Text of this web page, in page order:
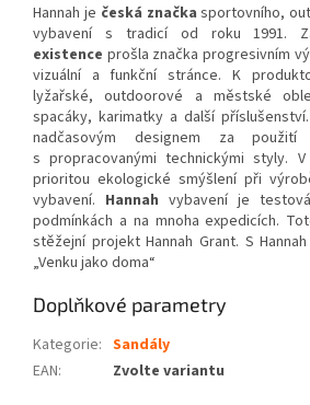
Hannah je česká značka sportovního,
vybavení s tradicí od roku 1991.
existence prošla značka progresivním
vizuální a funkční stránce. K
lyžařské, outdoorové a městské
spacáky, karimatky a další
nadčasovým designem za použití
s propracovanými technickými styly.
prioritou ekologické smýšlení při
vybavení. Hannah vybavení je
podmínkách a na mnoha expedicích.
stěžejní projekt Hannah Grant. S
„Venku jako doma“
Doplňkové parametry
Kategorie: Sandály
EAN: Zvolte variantu